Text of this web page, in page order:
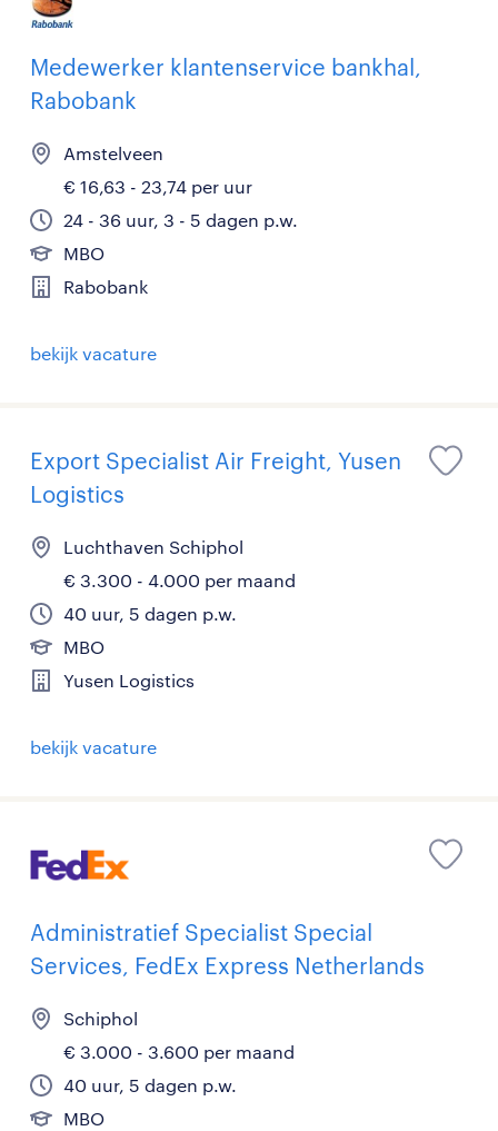
Medewerker klantenservice bankhal,
Rabobank
Amstelveen
€ 16,63 - 23,74 per uur
24 - 36 uur, 3 - 5 dagen p.w.
MBO
Rabobank
bekijk vacature
Export Specialist Air Freight, Yusen
Logistics
Luchthaven Schiphol
€ 3.300 - 4.000 per maand
40 uur, 5 dagen p.w.
MBO
Yusen Logistics
bekijk vacature
Administratief Specialist Special
Services, FedEx Express Netherlands
Schiphol
€ 3.000 - 3.600 per maand
40 uur, 5 dagen p.w.
MBO